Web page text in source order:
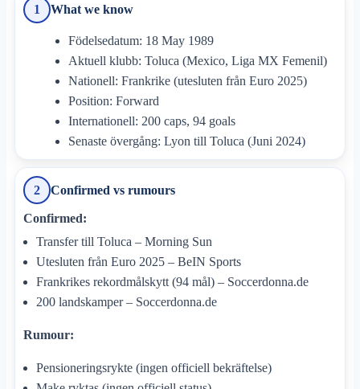
1 What we know
Födelsedatum: 18 May 1989
Aktuell klubb: Toluca (Mexico, Liga MX Femenil)
Nationell: Frankrike (utesluten från Euro 2025)
Position: Forward
Internationell: 200 caps, 94 goals
Senaste övergång: Lyon till Toluca (Juni 2024)
2 Confirmed vs rumours
Confirmed:
Transfer till Toluca – Morning Sun
Utesluten från Euro 2025 – BeIN Sports
Frankrikes rekordmålskytt (94 mål) – Soccerdonna.de
200 landskamper – Soccerdonna.de
Rumour:
Pensioneringsrykte (ingen officiell bekräftelse)